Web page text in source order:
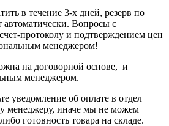
в течение 3-х дней, резерв по
автоматически. Вопросы с
протоколу и подтверждением цен
менеджером!
на договорной основе, и
менеджером.
уведомление об оплате в отдел
менеджеру, иначе мы не можем
готовность товара на складе.